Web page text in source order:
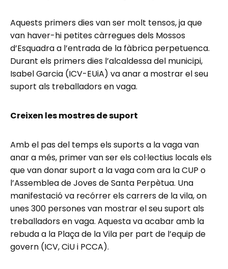
Aquests primers dies van ser molt tensos, ja que
van haver-hi petites càrregues dels Mossos
d’Esquadra a l’entrada de la fàbrica perpetuenca.
Durant els primers dies l’alcaldessa del municipi,
Isabel Garcia (ICV-EUiA) va anar a mostrar el seu
suport als treballadors en vaga.
Creixen les mostres de suport
Amb el pas del temps els suports a la vaga van
anar a més, primer van ser els col·lectius locals els
que van donar suport a la vaga com ara la CUP o
l’Assemblea de Joves de Santa Perpètua. Una
manifestació va recórrer els carrers de la vila, on
unes 300 persones van mostrar el seu suport als
treballadors en vaga. Aquesta va acabar amb la
rebuda a la Plaça de la Vila per part de l’equip de
govern (ICV, CiU i PCCA).